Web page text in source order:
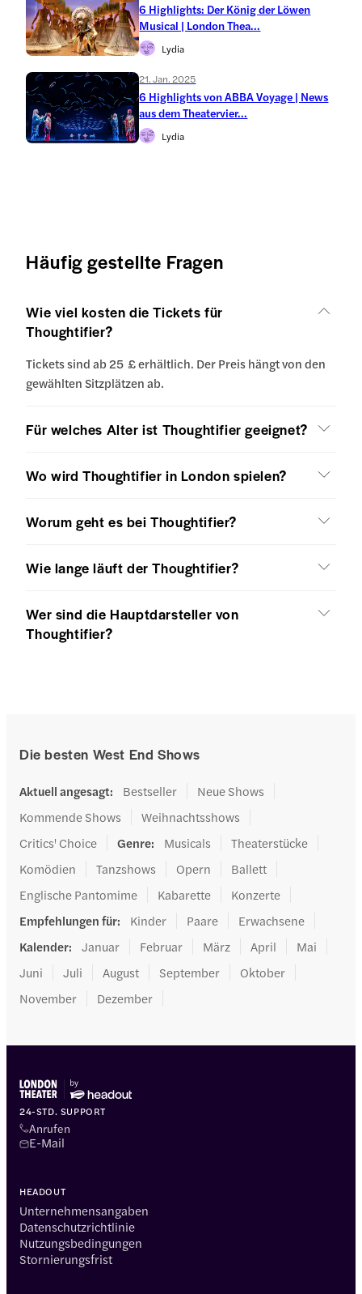
6 Highlights: Der König der Löwen
Musical | London Thea...
Lydia
21. Jan. 2025
6 Highlights von ABBA Voyage | News
aus dem Theatervier...
Lydia
Häufig gestellte Fragen
Wie viel kosten die Tickets für
Thoughtifier?
Tickets sind ab 25 £ erhältlich. Der Preis hängt von den
gewählten Sitzplätzen ab.
Für welches Alter ist Thoughtifier geeignet?
Wo wird Thoughtifier in London spielen?
Worum geht es bei Thoughtifier?
Wie lange läuft der Thoughtifier?
Wer sind die Hauptdarsteller von
Thoughtifier?
Die besten West End Shows
Aktuell angesagt: Bestseller
Neue Shows
Kommende Shows
Weihnachtsshows
Critics' Choice
Genre: Musicals
Theaterstücke
Komödien
Tanzshows Opern
Ballett
Englische Pantomime
Kabarette
Konzerte
Empfehlungen für: Kinder Paare
Erwachsene
Kalender: Januar Februar März April
Mai
Juni
Juli August September
Oktober
November
Dezember
24-STD. SUPPORT
Anrufen
E-Mail
HEADOUT
Unternehmensangaben
Datenschutzrichtlinie
Nutzungsbedingungen
Stornierungsfrist